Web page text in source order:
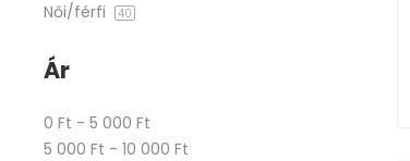
Női/férfi 40
Ár
0 Ft - 5 000 Ft
5 000 Ft - 10 000 Ft